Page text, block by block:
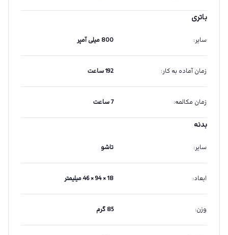
باتری
سایر: 800 میلی آمپر
زمان آماده به کار: 192 ساعت
زمان مکالمه: 7 ساعت
بدنه
سایر: تاشو
ابعاد: 18 × 94 × 46 میلیمتر
وزن: 85 گرم